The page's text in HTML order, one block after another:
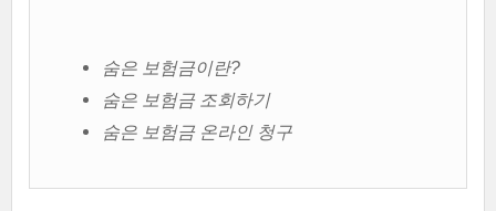
숨은 보험금이란?
숨은 보험금 조회하기
숨은 보험금 온라인 청구